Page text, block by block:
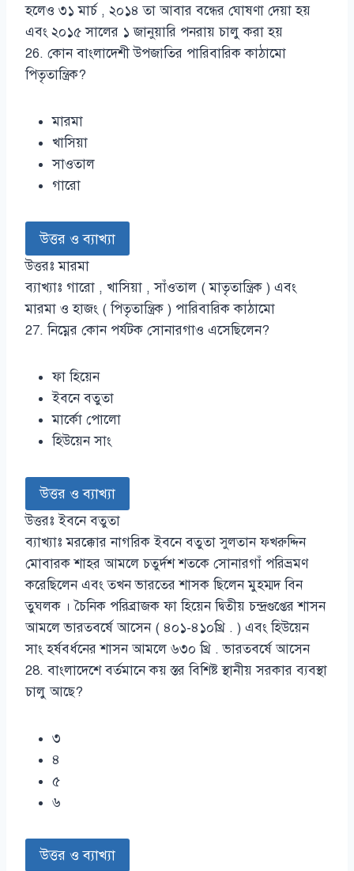
হলেও ৩১ মার্চ , ২০১৪ তা আবার বন্ধের ঘোষণা দেয়া হয়
এবং ২০১৫ সালের ১ জানুয়ারি পনরায় চালু করা হয়
26. কোন বাংলাদেশী উপজাতির পারিবারিক কাঠামো
পিতৃতান্ত্রিক?
মারমা
খাসিয়া
সাওতাল
গারো
উত্তর ও ব্যাখ্যা
উত্তরঃ মারমা
ব্যাখ্যাঃ গারো , খাসিয়া , সাঁওতাল ( মাতৃতান্ত্রিক ) এবং
মারমা ও হাজং ( পিতৃতান্ত্রিক ) পারিবারিক কাঠামো
27. নিম্নের কোন পর্যটক সোনারগাও এসেছিলেন?
ফা হিয়েন
ইবনে বতুতা
মার্কো পোলো
হিউয়েন সাং
উত্তর ও ব্যাখ্যা
উত্তরঃ ইবনে বতুতা
ব্যাখ্যাঃ মরক্কোর নাগরিক ইবনে বতুতা সুলতান ফখরুদ্দিন
মোবারক শাহর আমলে চতুর্দশ শতকে সোনারগাঁ পরিভ্রমণ
করেছিলেন এবং তখন ভারতের শাসক ছিলেন মুহম্মদ বিন
তুঘলক । চৈনিক পরিব্রাজক ফা হিয়েন দ্বিতীয় চন্দ্রগুপ্তের শাসন
আমলে ভারতবর্ষে আসেন ( ৪০১-৪১০খ্রি . ) এবং হিউয়েন
সাং হর্ষবর্ধনের শাসন আমলে ৬৩০ খ্রি . ভারতবর্ষে আসেন
28. বাংলাদেশে বর্তমানে কয় স্তর বিশিষ্ট স্থানীয় সরকার ব্যবস্থা
চালু আছে?
৩
৪
৫
৬
উত্তর ও ব্যাখ্যা